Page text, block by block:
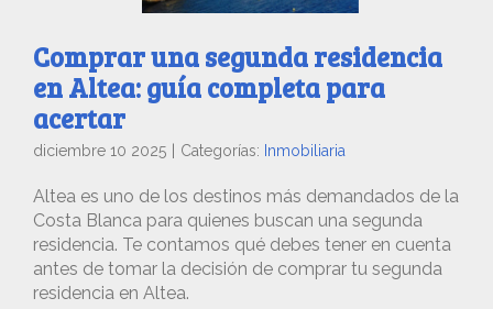
Comprar una segunda residencia
en Altea: guía completa para
acertar
diciembre 10 2025 Categorías: Inmobiliaria
Altea es uno de los destinos más demandados de la
Costa Blanca para quienes buscan una segunda
residencia. Te contamos qué debes tener en cuenta
antes de tomar la decisión de comprar tu segunda
residencia en Altea.